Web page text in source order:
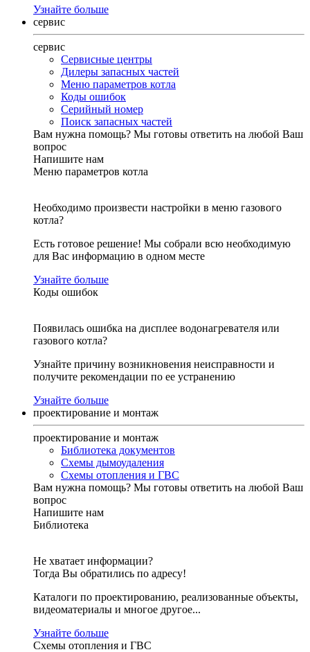
Узнайте больше
сервис
сервис
Сервисные центры
Дилеры запасных частей
Меню параметров котла
Коды ошибок
Серийный номер
Поиск запасных частей
Вам нужна помощь? Мы готовы ответить на любой Ваш
вопрос
Напишите нам
Меню параметров котла
Необходимо произвести настройки в меню газового
котла?
Есть готовое решение! Мы собрали всю необходимую
для Вас информацию в одном месте
Узнайте больше
Коды ошибок
Появилась ошибка на дисплее водонагревателя или
газового котла?
Узнайте причину возникновения неисправности и
получите рекомендации по ее устранению
Узнайте больше
проектирование и монтаж
проектирование и монтаж
Библиотека документов
Схемы дымоудаления
Схемы отопления и ГВС
Вам нужна помощь? Мы готовы ответить на любой Ваш
вопрос
Напишите нам
Библиотека
Не хватает информации?
Тогда Вы обратились по адресу!
Каталоги по проектированию, реализованные объекты,
видеоматериалы и многое другое...
Узнайте больше
Схемы отопления и ГВС